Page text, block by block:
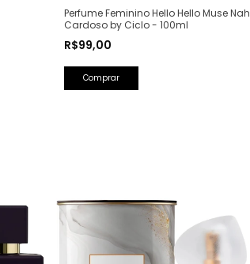
Perfume Feminino Hello Hello Muse Nah
Cardoso by Ciclo - 100ml
R$99,00